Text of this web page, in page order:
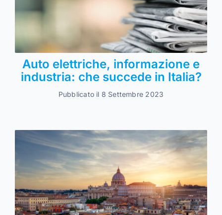
Auto elettriche, informazione e
industria: che succede in Italia?
Pubblicato il 8 Settembre 2023